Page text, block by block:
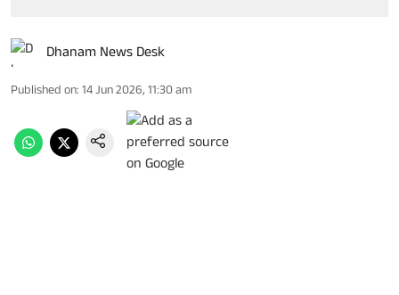
Dhanam News Desk
Published on: 14 Jun 2026, 11:30 am